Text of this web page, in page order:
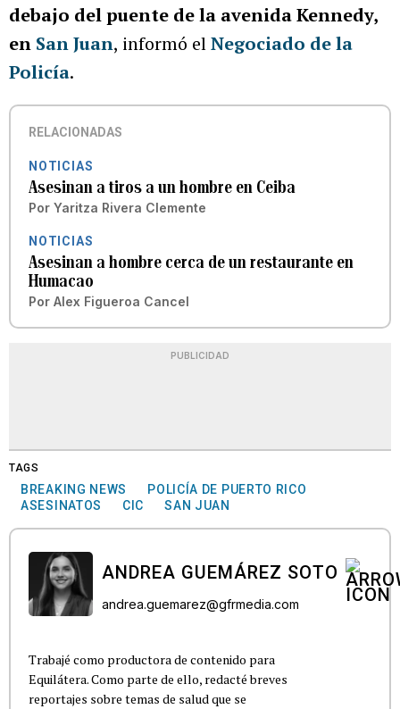
debajo del puente de la avenida Kennedy,
en San Juan, informó elNegociado de la
Policía.
RELACIONADAS
NOTICIAS
Asesinan a tiros a un hombre en Ceiba
Por Yaritza Rivera Clemente
NOTICIAS
Asesinan a hombre cerca de un restaurante en
Humacao
Por Alex Figueroa Cancel
PUBLICIDAD
TAGS
BREAKING NEWS
POLICÍA DE PUERTO RICO
ASESINATOS
CIC SAN JUAN
ANDREA GUEMÁREZ SOTO
andrea.guemarez@gfrmedia.com
Trabajé como productora de contenido para
Equilátera. Como parte de ello, redacté breves
reportajes sobre temas de salud que se